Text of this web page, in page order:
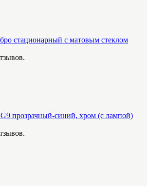
стационарный с матовым стеклом
прозрачный-синий, хром (с лампой)